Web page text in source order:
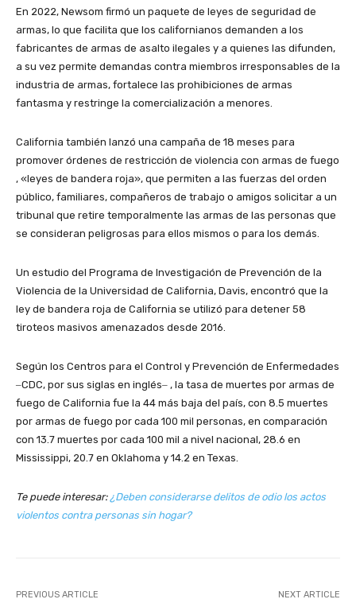
En 2022, Newsom firmó un paquete de leyes de seguridad de
armas, lo que facilita que los californianos demanden a los
fabricantes de armas de asalto ilegales y a quienes las difunden,
a su vez permite demandas contra miembros irresponsables de la
industria de armas, fortalece las prohibiciones de armas
fantasma y restringe la comercialización a menores.
California también lanzó una campaña de 18 meses para
promover órdenes de restricción de violencia con armas de fuego
, «leyes de bandera roja», que permiten a las fuerzas del orden
público, familiares, compañeros de trabajo o amigos solicitar a un
tribunal que retire temporalmente las armas de las personas que
se consideran peligrosas para ellos mismos o para los demás.
Un estudio del Programa de Investigación de Prevención de la
Violencia de la Universidad de California, Davis, encontró que la
ley de bandera roja de California se utilizó para detener 58
tiroteos masivos amenazados desde 2016.
Según los Centros para el Control y Prevención de Enfermedades
‒CDC, por sus siglas en inglés‒ , la tasa de muertes por armas de
fuego de California fue la 44 más baja del país, con 8.5 muertes
por armas de fuego por cada 100 mil personas, en comparación
con 13.7 muertes por cada 100 mil a nivel nacional, 28.6 en
Mississippi, 20.7 en Oklahoma y 14.2 en Texas.
Te puede interesar: ¿Deben considerarse delitos de odio los actos
violentos contra personas sin hogar?
PREVIOUS ARTICLE NEXT ARTICLE